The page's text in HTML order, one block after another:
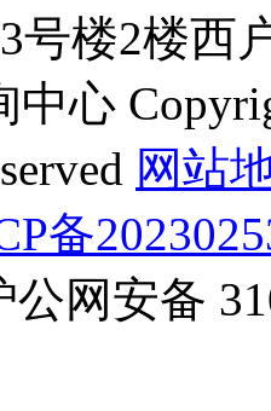
号楼2楼西
心
网站
备
公网安备